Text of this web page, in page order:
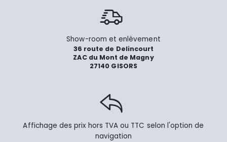
Show-room et enlèvement
36 route de Delincourt
ZAC du Mont de Magny
27140 GISORS
Affichage des prix hors TVA ou TTC selon l'option de
navigation